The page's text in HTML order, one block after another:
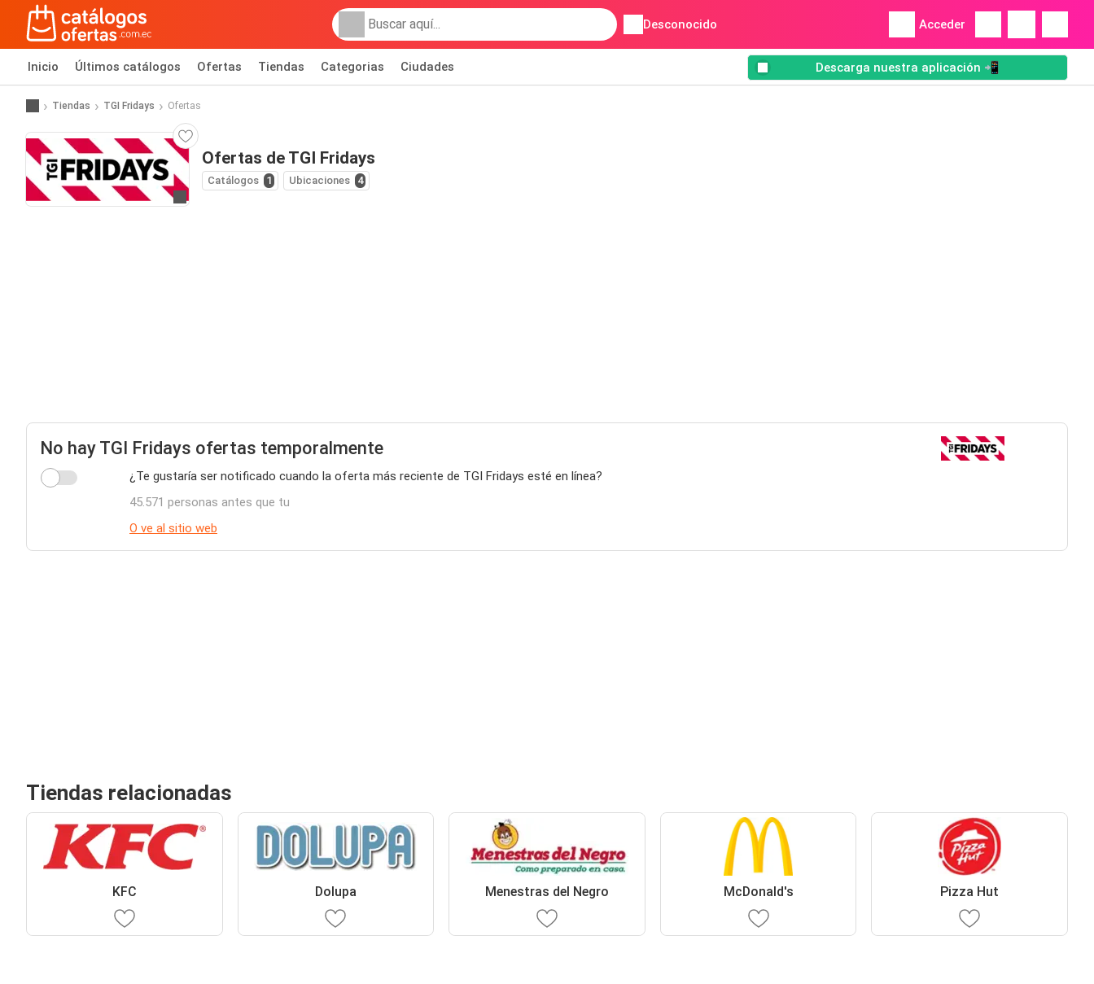
Desconocido Acceder
Inicio Últimos catálogos Ofertas Tiendas Categorias Ciudades Descarga nuestra aplicación 📲
Tiendas TGI Fridays Ofertas
Ir al sitio web
Ofertas de TGI Fridays
Catálogos 1 Ubicaciones 4
No hay TGI Fridays ofertas temporalmente
¿Te gustaría ser notificado cuando la oferta más reciente de TGI Fridays esté en línea?
45.571 personas antes que tu
O ve al sitio web
Tiendas relacionadas
KFC Dolupa Menestras del Negro McDonald's Pizza Hut